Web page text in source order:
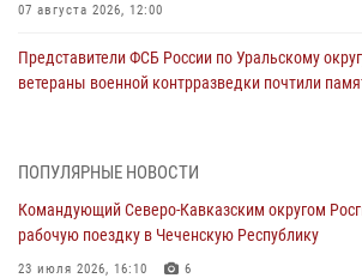
07 августа 2026, 12:00
Представители ФСБ России по Уральскому
ветераны военной контрразведки почтили
Смольного собора в Санкт-Петербурге (видео)
07 августа 2026, 11:34
ПОПУЛЯРНЫЕ НОВОСТИ
Командующий Северо-Кавказским округом
рабочую поездку в Чеченскую Республику
23 июля 2026, 16:10 6